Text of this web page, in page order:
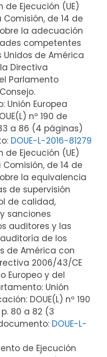
de Ejecución (UE)
Comisión, de 14 de
la adecuación
competentes
Unidos de América
Directiva
Parlamento
Unión Europea
nº 190 de
a 86 (4 páginas)
DOUE-L-2016-81279
de Ejecución (UE)
Comisión, de 14 de
la equivalencia
de supervisión
de calidad,
sanciones
auditores y las
de los
de América con
2006/43/CE
Europeo y del
Unión
DOUE(L) nº 190
p. 80 a 82 (3
DOUE-L-
de Ejecución